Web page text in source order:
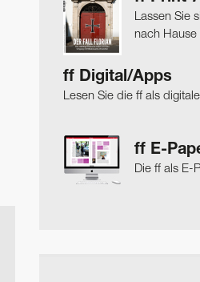
Lassen Sie
nach Hause
ff Digital/Apps
Lesen Sie die ff als
ff E-
Die ff als E-